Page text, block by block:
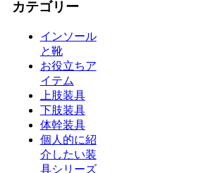
カテゴリー
インソール
と靴
お役立ちア
イテム
上肢装具
下肢装具
体幹装具
個人的に紹
介したい装
具シリーズ